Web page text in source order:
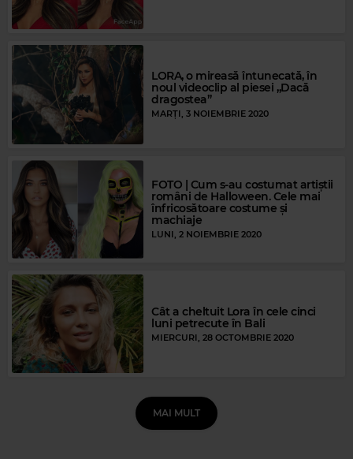
LORA, o mireasă întunecată, în
noul videoclip al piesei „Dacă
dragostea”
MARȚI, 3 NOIEMBRIE 2020
FOTO | Cum s-au costumat artiștii
români de Halloween. Cele mai
înfricosătoare costume și
machiaje
LUNI, 2 NOIEMBRIE 2020
Cât a cheltuit Lora în cele cinci
luni petrecute în Bali
MIERCURI, 28 OCTOMBRIE 2020
MAI MULT